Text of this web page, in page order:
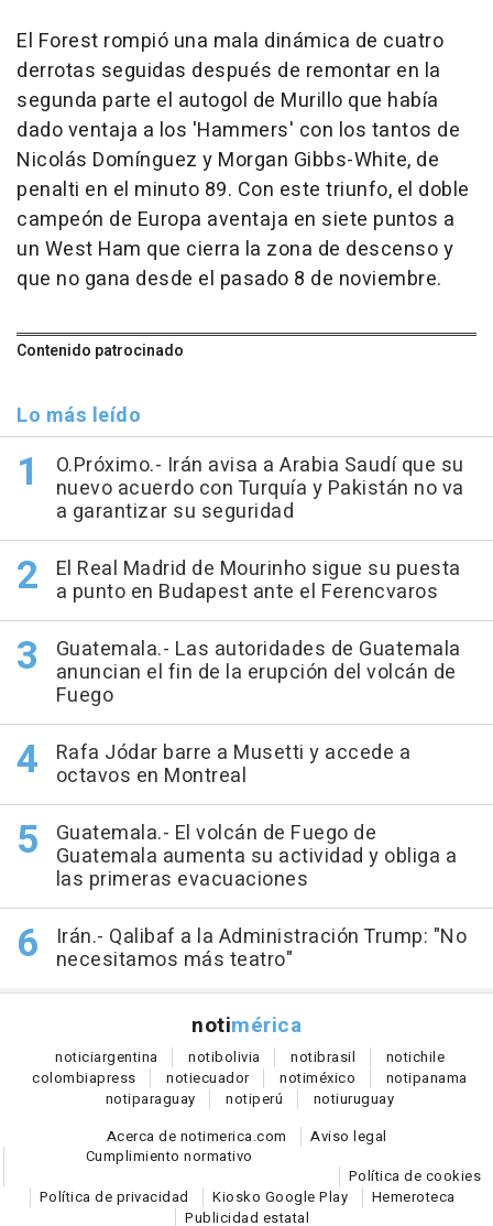
El Forest rompió una mala dinámica de cuatro
derrotas seguidas después de remontar en la
segunda parte el autogol de Murillo que había
dado ventaja a los 'Hammers' con los tantos de
Nicolás Domínguez y Morgan Gibbs-White, de
penalti en el minuto 89. Con este triunfo, el doble
campeón de Europa aventaja en siete puntos a
un West Ham que cierra la zona de descenso y
que no gana desde el pasado 8 de noviembre.
Contenido patrocinado
Lo más leído
O.Próximo.- Irán avisa a Arabia Saudí que su
nuevo acuerdo con Turquía y Pakistán no va
a garantizar su seguridad
El Real Madrid de Mourinho sigue su puesta
a punto en Budapest ante el Ferencvaros
Guatemala.- Las autoridades de Guatemala
anuncian el fin de la erupción del volcán de
Fuego
Rafa Jódar barre a Musetti y accede a
octavos en Montreal
Guatemala.- El volcán de Fuego de
Guatemala aumenta su actividad y obliga a
las primeras evacuaciones
Irán.- Qalibaf a la Administración Trump: "No
necesitamos más teatro"
notimérica
noticiargentina notibolivia notibrasil notichile
colombiapress notiecuador notiméxico notipanama
notiparaguay notiperú notiuruguay
Acerca de notimerica.com
Aviso legal
Cumplimiento normativo
Política de cookies
Política de privacidad
Kiosko Google Play
Hemeroteca
Publicidad estatal